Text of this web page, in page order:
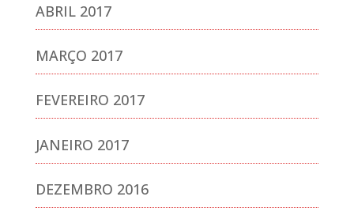
ABRIL 2017
MARÇO 2017
FEVEREIRO 2017
JANEIRO 2017
DEZEMBRO 2016